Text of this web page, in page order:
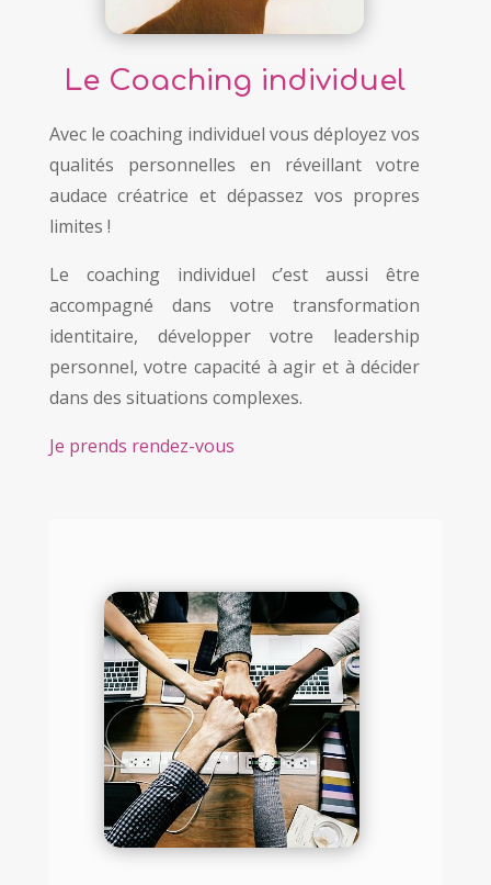
Le Coaching individuel
Avec le coaching individuel vous déployez vos
qualités personnelles en réveillant votre
audace créatrice et dépassez vos propres
limites !
Le coaching individuel c’est aussi être
accompagné dans votre transformation
identitaire, développer votre leadership
personnel, votre capacité à agir et à décider
dans des situations complexes.
Je prends rendez-vous